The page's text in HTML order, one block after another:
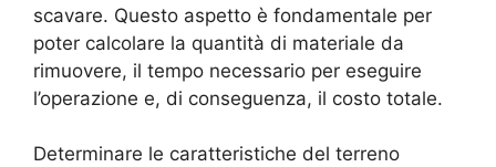
scavare. Questo aspetto è fondamentale per
poter calcolare la quantità di materiale da
rimuovere, il tempo necessario per eseguire
l’operazione e, di conseguenza, il costo totale.
Determinare le caratteristiche del terreno